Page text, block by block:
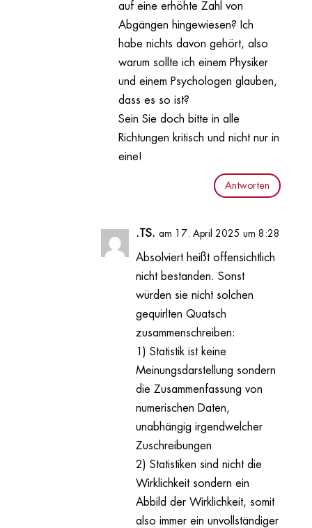
auf eine erhöhte Zahl von
Abgängen hingewiesen? Ich
habe nichts davon gehört, also
warum sollte ich einem Physiker
und einem Psychologen glauben,
dass es so ist?
Sein Sie doch bitte in alle
Richtungen kritisch und nicht nur in
eine!
Antworten
.TS. am 17. April 2025 um 8:28
Absolviert heißt offensichtlich
nicht bestanden. Sonst
würden sie nicht solchen
gequirlten Quatsch
zusammenschreiben:
1) Statistik ist keine
Meinungsdarstellung sondern
die Zusammenfassung von
numerischen Daten,
unabhängig irgendwelcher
Zuschreibungen
2) Statistiken sind nicht die
Wirklichkeit sondern ein
Abbild der Wirklichkeit, somit
also immer ein unvollständiger